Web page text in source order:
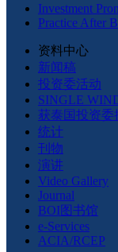
Investment
Practice After
资料中心
新闻稿
投资委活动
SINGLE
获泰国投资委
统计
刊物
演讲
Video Gallery
Journal
BOI图书馆
e-Services
ACIA/RCEP